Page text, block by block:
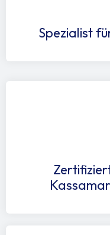
Spezialist